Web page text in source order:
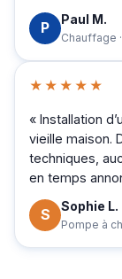
P Paul M.
Chauffage
★★★★★
« Installation
vieille maison.
techniques,
en temps
S Sophie L.
Pompe à